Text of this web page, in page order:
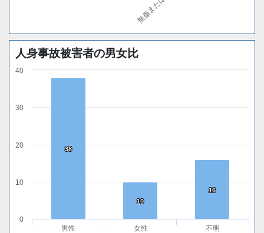
人身事故被害者の男女比
38
38
10
10
16
16
男性 女性 不明
0
10
20
30
40